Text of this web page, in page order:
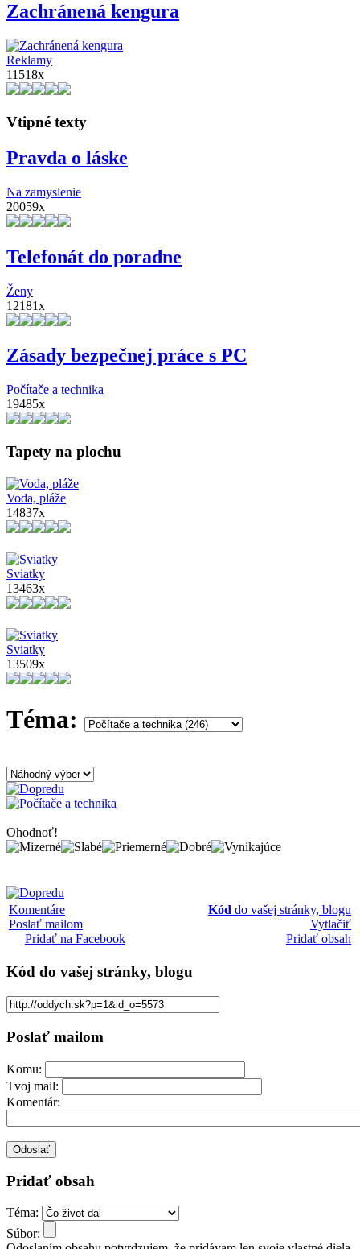
Zachránená kengura
Reklamy
11518x
Vtipné texty
Pravda o láske
Na zamyslenie
20059x
Telefonát do poradne
Ženy
12181x
Zásady bezpečnej práce s PC
Počítače a technika
19485x
Tapety na plochu
Voda, pláže
14837x
Sviatky
13463x
Sviatky
13509x
Téma:
Ohodnoť!
Komentáre
Poslať mailom
Pridať na Facebook
Kód do vašej stránky, blogu
Vytlačiť
Pridať obsah
Kód do vašej stránky, blogu
Poslať mailom
Komu:
Tvoj mail:
Komentár:
Pridať obsah
Téma:
Súbor: